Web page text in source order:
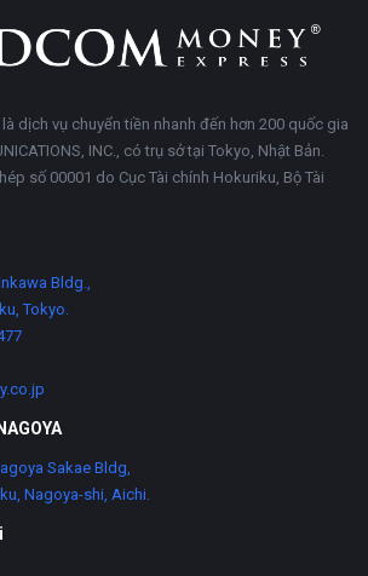
dịch vụ chuyển tiền nhanh đến hơn 200 quốc gia
INC., có trụ sở tại Tokyo, Nhật Bản.
số 00001 do Cục Tài chính Hokuriku, Bộ Tài
Bldg.,
Tokyo.
Sakae Bldg,
Nagoya-shi, Aichi.